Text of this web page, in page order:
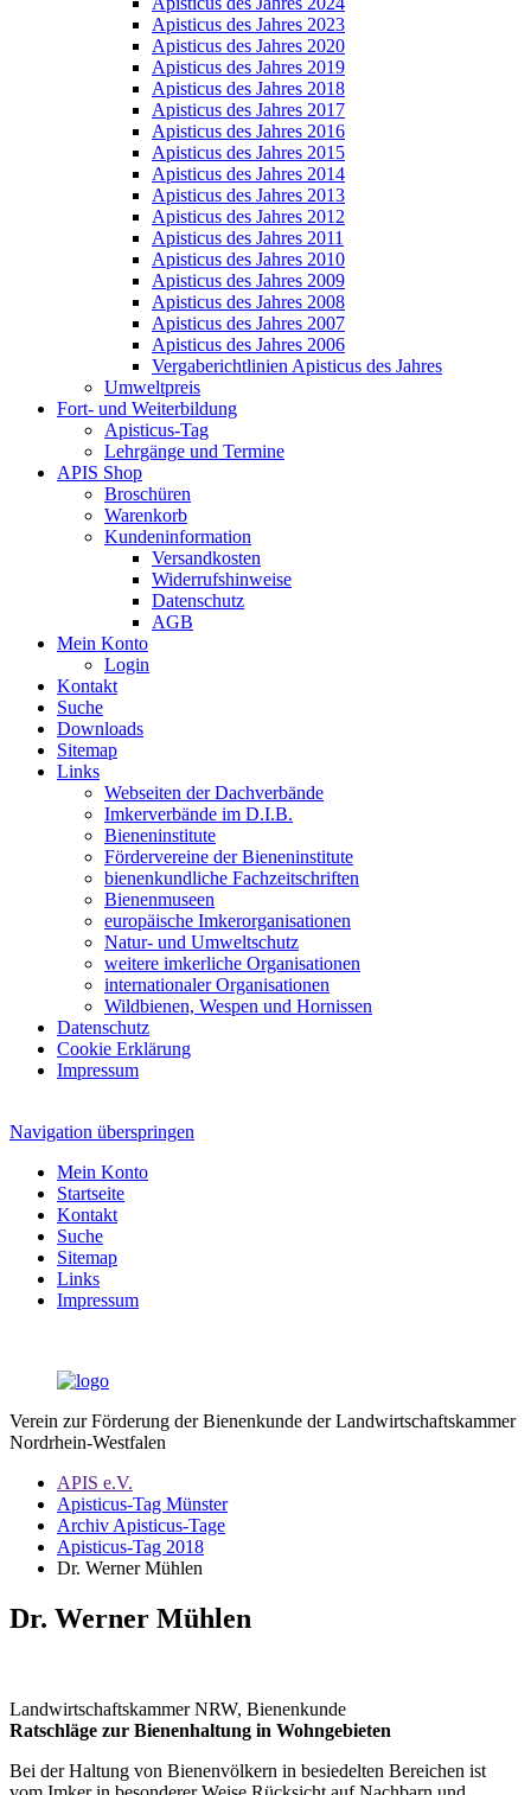
Apisticus des Jahres 2023
Apisticus des Jahres 2020
Apisticus des Jahres 2019
Apisticus des Jahres 2018
Apisticus des Jahres 2017
Apisticus des Jahres 2016
Apisticus des Jahres 2015
Apisticus des Jahres 2014
Apisticus des Jahres 2013
Apisticus des Jahres 2012
Apisticus des Jahres 2011
Apisticus des Jahres 2010
Apisticus des Jahres 2009
Apisticus des Jahres 2008
Apisticus des Jahres 2007
Apisticus des Jahres 2006
Vergaberichtlinien Apisticus des Jahres
Umweltpreis
Fort- und Weiterbildung
Apisticus-Tag
Lehrgänge und Termine
APIS Shop
Broschüren
Warenkorb
Kundeninformation
Versandkosten
Widerrufshinweise
Datenschutz
AGB
Mein Konto
Login
Kontakt
Suche
Downloads
Sitemap
Links
Webseiten der Dachverbände
Imkerverbände im D.I.B.
Bieneninstitute
Fördervereine der Bieneninstitute
bienenkundliche Fachzeitschriften
Bienenmuseen
europäische Imkerorganisationen
Natur- und Umweltschutz
weitere imkerliche Organisationen
internationaler Organisationen
Wildbienen, Wespen und Hornissen
Datenschutz
Cookie Erklärung
Impressum
Navigation überspringen
Mein Konto
Startseite
Kontakt
Suche
Sitemap
Links
Impressum
Verein zur Förderung der Bienenkunde der Landwirtschaftskammer
Nordrhein-Westfalen
APIS e.V.
Apisticus-Tag Münster
Archiv Apisticus-Tage
Apisticus-Tag 2018
Dr. Werner Mühlen
Dr. Werner Mühlen
Landwirtschaftskammer NRW, Bienenkunde
Ratschläge zur Bienenhaltung in Wohngebieten
Bei der Haltung von Bienenvölkern in besiedelten Bereichen ist